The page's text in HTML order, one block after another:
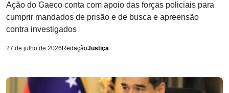
Ação do Gaeco conta com apoio das forças policiais para
cumprir mandados de prisão e de busca e apreensão
contra investigados
27 de julho de 2026 RedaçãoJustiça